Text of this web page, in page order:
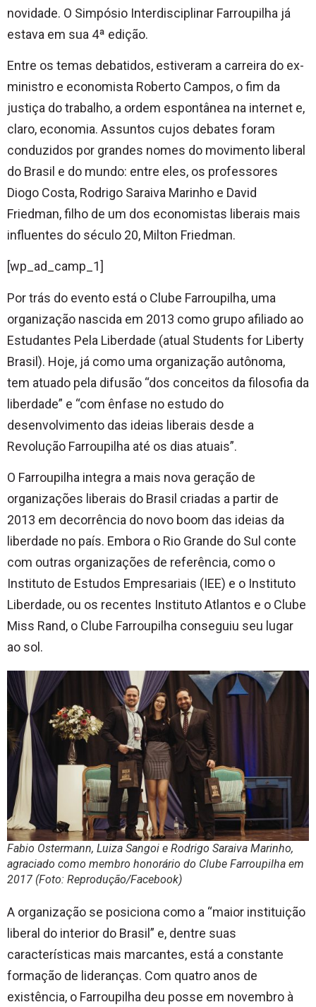
novidade. O Simpósio Interdisciplinar Farroupilha já
estava em sua 4ª edição.
Entre os temas debatidos, estiveram a carreira do ex-
ministro e economista Roberto Campos, o fim da
justiça do trabalho, a ordem espontânea na internet e,
claro, economia. Assuntos cujos debates foram
conduzidos por grandes nomes do movimento liberal
do Brasil e do mundo: entre eles, os professores
Diogo Costa, Rodrigo Saraiva Marinho e David
Friedman, filho de um dos economistas liberais mais
influentes do século 20, Milton Friedman.
[wp_ad_camp_1]
Por trás do evento está o Clube Farroupilha, uma
organização nascida em 2013 como grupo afiliado ao
Estudantes Pela Liberdade (atual Students for Liberty
Brasil). Hoje, já como uma organização autônoma,
tem atuado pela difusão “dos conceitos da filosofia da
liberdade” e “com ênfase no estudo do
desenvolvimento das ideias liberais desde a
Revolução Farroupilha até os dias atuais”.
O Farroupilha integra a mais nova geração de
organizações liberais do Brasil criadas a partir de
2013 em decorrência do novo boom das ideias da
liberdade no país. Embora o Rio Grande do Sul conte
com outras organizações de referência, como o
Instituto de Estudos Empresariais (IEE) e o Instituto
Liberdade, ou os recentes Instituto Atlantos e o Clube
Miss Rand, o Clube Farroupilha conseguiu seu lugar
ao sol.
Fabio Ostermann, Luiza Sangoi e Rodrigo Saraiva Marinho,
agraciado como membro honorário do Clube Farroupilha em
2017 (Foto: Reprodução/Facebook)
A organização se posiciona como a “maior instituição
liberal do interior do Brasil” e, dentre suas
características mais marcantes, está a constante
formação de lideranças. Com quatro anos de
existência, o Farroupilha deu posse em novembro à